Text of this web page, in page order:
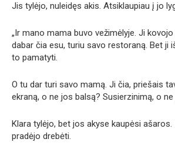
Jis tylėjo, nuleidęs akis. Atsiklaupiau į jo
„Ir mano mama buvo vežimėlyje. Ji
dabar čia esu, turiu savo restoraną. Bet ji
to pamatyti.
O tu dar turi savo mamą. Ji čia, priešais
ekraną, o ne jos balsą? Susierzinimą, o
Klara tylėjo, bet jos akyse kaupėsi ašaros.
pradėjo drebėti.